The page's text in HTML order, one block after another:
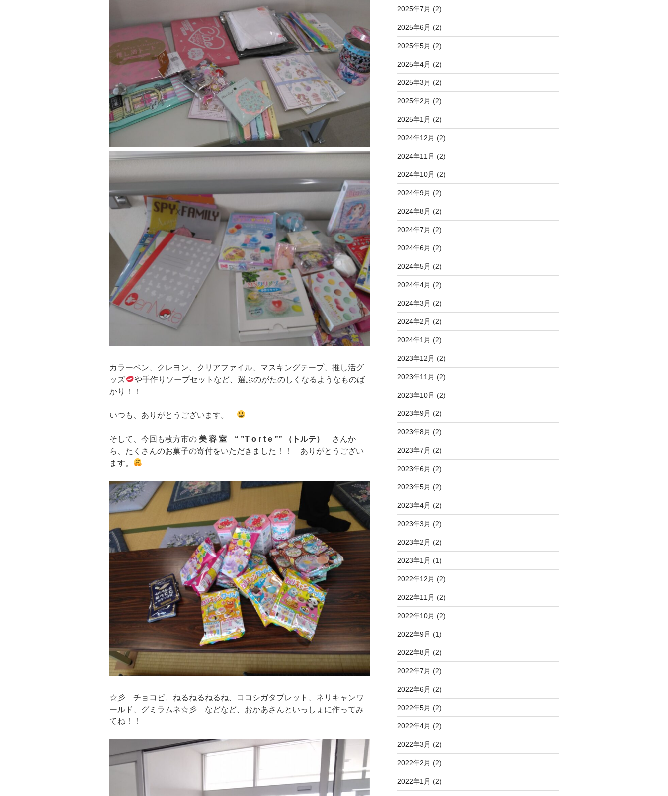
カラーペン、クレヨン、クリアファイル、マスキングテープ、推し活グ
ッズ
や手作りソープセットなど、選ぶのがたのしくなるようなものば
かり！！
いつも、ありがとうございます。
そして、今回も枚方市の 美 容 室 “ ”T o r t e ”” （トルテ）
さんか
ら、たくさんのお菓子の寄付をいただきました！！ ありがとうござい
ます。
☆彡 チョコビ、ねるねるねるね、ココシガタブレット、ネリキャンワ
ールド、グミラムネ☆彡 などなど、おかあさんといっしょに作ってみ
てね！！
2025年7月 (2)
2025年6月 (2)
2025年5月 (2)
2025年4月 (2)
2025年3月 (2)
2025年2月 (2)
2025年1月 (2)
2024年12月 (2)
2024年11月 (2)
2024年10月 (2)
2024年9月 (2)
2024年8月 (2)
2024年7月 (2)
2024年6月 (2)
2024年5月 (2)
2024年4月 (2)
2024年3月 (2)
2024年2月 (2)
2024年1月 (2)
2023年12月 (2)
2023年11月 (2)
2023年10月 (2)
2023年9月 (2)
2023年8月 (2)
2023年7月 (2)
2023年6月 (2)
2023年5月 (2)
2023年4月 (2)
2023年3月 (2)
2023年2月 (2)
2023年1月 (1)
2022年12月 (2)
2022年11月 (2)
2022年10月 (2)
2022年9月 (1)
2022年8月 (2)
2022年7月 (2)
2022年6月 (2)
2022年5月 (2)
2022年4月 (2)
2022年3月 (2)
2022年2月 (2)
2022年1月 (2)